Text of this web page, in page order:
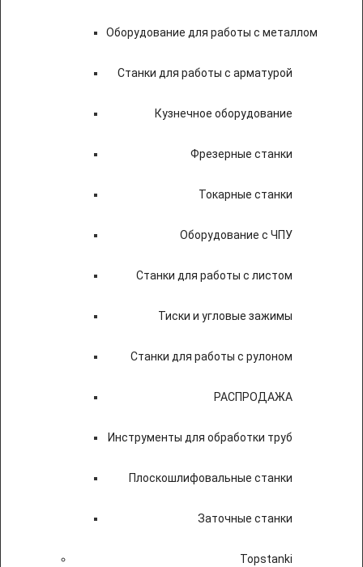
Оборудование для работы с металлом
Станки для работы с арматурой
Кузнечное оборудование
Фрезерные станки
Токарные станки
Оборудование с ЧПУ
Станки для работы с листом
Тиски и угловые зажимы
Станки для работы с рулоном
РАСПРОДАЖА
Инструменты для обработки труб
Плоскошлифовальные станки
Заточные станки
Topstanki